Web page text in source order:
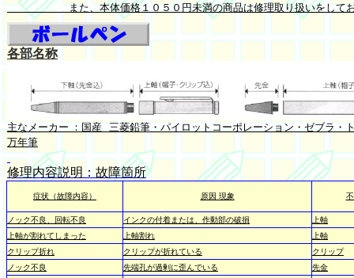
また、本体価格１０５０円未満の商品は修理取り扱いをしてお
各部名称
主なメーカー ：国産 三菱鉛筆・パイロットコーポレーション・ゼブラ・
万年筆
修理内容説明：故障箇所
症状（故障内容） 原因 現象
ノック不良、回転不良 インクの付着または、作動部の破損
上軸
上軸が割れてしまった
上軸割れ
上軸
クリップ折れ
クリップが折れている
クリップ
ノック不良
先端孔が過剰に歪んでいる
先金